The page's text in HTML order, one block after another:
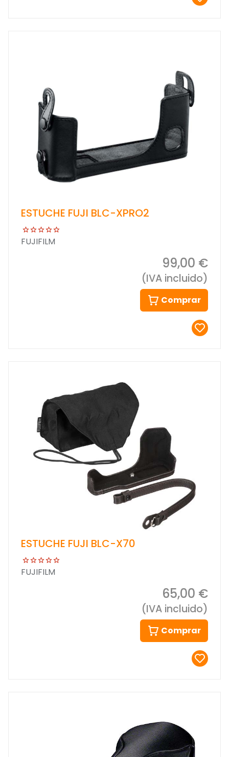
ESTUCHE FUJI BLC-XPRO2
FUJIFILM
99,00 €
(IVA incluido)
Comprar
ESTUCHE FUJI BLC-X70
FUJIFILM
65,00 €
(IVA incluido)
Comprar